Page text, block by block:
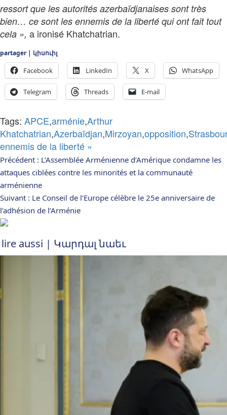
ressort que les autorités azerbaïdjanaises sont très
bien… ce sont les ennemis de la liberté qui ont fait tout
cela », a ironisé Khatchatrian.
partager | կիսուիլ
Facebook LinkedIn X WhatsApp
Telegram Threads E-mail
Tags: APCE,arménie,Arthur
Khatchatrian,Azerbaïdjan,Mirzoyan,opposition,
ennemis de la liberté »
Navigation
d’article
Précédent : L’Assemblée Arménienne d’Amérique condamne les
attaques ciblées contre les minorités et la communauté
arménienne
Suivant : Le Conseil de l’Europe célèbre le 25e anniversaire de
l’adhésion de l’Arménie
lire aussi | Կարդալ նաեւ